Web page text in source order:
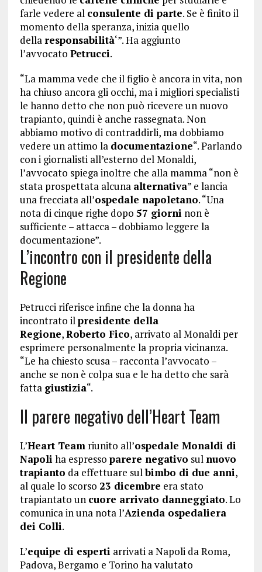
farle vedere al consulente di parte. Se è finito il
momento della speranza, inizia quello
della responsabilità‘”. Ha aggiunto
l’avvocato Petrucci.
“La mamma vede che il figlio è ancora in vita, non
ha chiuso ancora gli occhi, ma i migliori specialisti
le hanno detto che non può ricevere un nuovo
trapianto, quindi è anche rassegnata. Non
abbiamo motivo di contraddirli, ma dobbiamo
vedere un attimo la documentazione“. Parlando
con i giornalisti all’esterno del Monaldi,
l’avvocato spiega inoltre che alla mamma “non è
stata prospettata alcuna alternativa” e lancia
una frecciata all’ospedale napoletano. “Una
nota di cinque righe dopo 57 giorni non è
sufficiente – attacca – dobbiamo leggere la
documentazione”.
L’incontro con il presidente della
Regione
Petrucci riferisce infine che la donna ha
incontrato ilpresidente della
Regione,Roberto Fico, arrivato al Monaldi per
esprimere personalmente la propria vicinanza.
“Le ha chiesto scusa – racconta l’avvocato –
anche se non è colpa sua e le ha detto che sarà
fatta giustizia“.
Il parere negativo dell’Heart Team
L’Heart Teamriunito all’ospedale Monaldi di
Napoli ha espresso parere negativo sul nuovo
trapianto da effettuare sulbimbo di due anni,
al quale lo scorso 23 dicembre era stato
trapiantato un cuore arrivato danneggiato. Lo
comunica in una nota l’Azienda ospedaliera
dei Colli.
L’equipe di esperti arrivati a Napoli da Roma,
Padova, Bergamo e Torino ha valutato